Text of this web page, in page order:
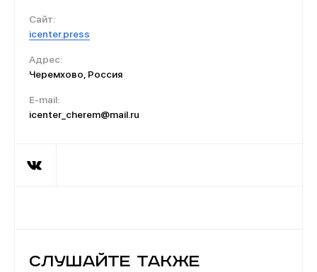
Сайт:
icenter.press
Адрес:
Черемхово, Россия
E-mail:
icenter_cherem@mail.ru
Слушайте также